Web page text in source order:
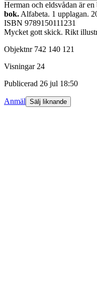
Herman och eldsvådan är
bok. Alfabeta. 1 upplagan.
ISBN 9789150111231
Mycket gott skick. Rikt
Objektnr 742 140 121
Visningar 24
Publicerad 26 jul 18:50
Anmäl Sälj liknande